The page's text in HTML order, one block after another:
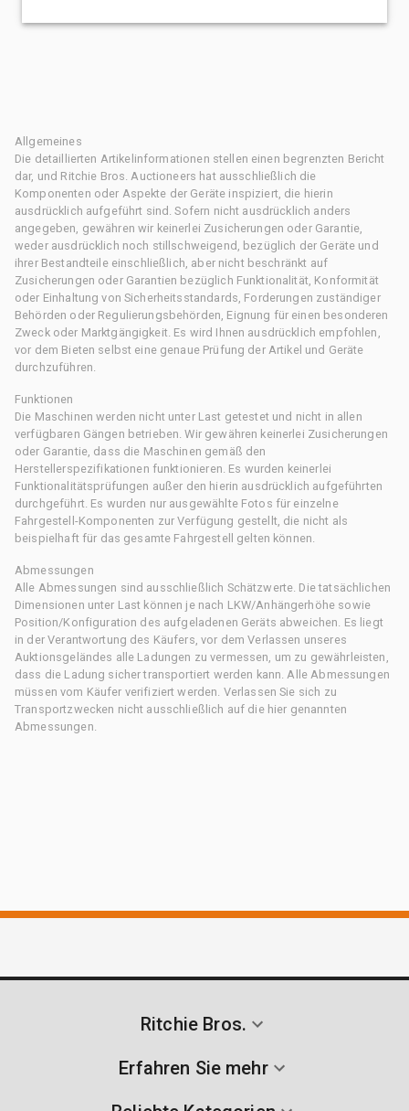
Allgemeines
Die detaillierten Artikelinformationen stellen einen begrenzten Bericht
dar, und Ritchie Bros. Auctioneers hat ausschließlich die
Komponenten oder Aspekte der Geräte inspiziert, die hierin
ausdrücklich aufgeführt sind. Sofern nicht ausdrücklich anders
angegeben, gewähren wir keinerlei Zusicherungen oder Garantie,
weder ausdrücklich noch stillschweigend, bezüglich der Geräte und
ihrer Bestandteile einschließlich, aber nicht beschränkt auf
Zusicherungen oder Garantien bezüglich Funktionalität, Konformität
oder Einhaltung von Sicherheitsstandards, Forderungen zuständiger
Behörden oder Regulierungsbehörden, Eignung für einen besonderen
Zweck oder Marktgängigkeit. Es wird Ihnen ausdrücklich empfohlen,
vor dem Bieten selbst eine genaue Prüfung der Artikel und Geräte
durchzuführen.
Funktionen
Die Maschinen werden nicht unter Last getestet und nicht in allen
verfügbaren Gängen betrieben. Wir gewähren keinerlei Zusicherungen
oder Garantie, dass die Maschinen gemäß den
Herstellerspezifikationen funktionieren. Es wurden keinerlei
Funktionalitätsprüfungen außer den hierin ausdrücklich aufgeführten
durchgeführt. Es wurden nur ausgewählte Fotos für einzelne
Fahrgestell-Komponenten zur Verfügung gestellt, die nicht als
beispielhaft für das gesamte Fahrgestell gelten können.
Abmessungen
Alle Abmessungen sind ausschließlich Schätzwerte. Die tatsächlichen
Dimensionen unter Last können je nach LKW/Anhängerhöhe sowie
Position/Konfiguration des aufgeladenen Geräts abweichen. Es liegt
in der Verantwortung des Käufers, vor dem Verlassen unseres
Auktionsgeländes alle Ladungen zu vermessen, um zu gewährleisten,
dass die Ladung sicher transportiert werden kann. Alle Abmessungen
müssen vom Käufer verifiziert werden. Verlassen Sie sich zu
Transportzwecken nicht ausschließlich auf die hier genannten
Abmessungen.
Ritchie Bros.
Erfahren Sie mehr